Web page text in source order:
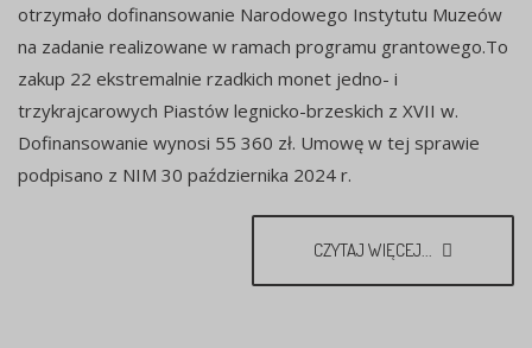
otrzymało dofinansowanie Narodowego Instytutu Muzeów
na zadanie realizowane w ramach programu grantowego.To
zakup 22 ekstremalnie rzadkich monet jedno- i
trzykrajcarowych Piastów legnicko-brzeskich z XVII w.
Dofinansowanie wynosi 55 360 zł. Umowę w tej sprawie
podpisano z NIM 30 października 2024 r.
CZYTAJ WIĘCEJ...